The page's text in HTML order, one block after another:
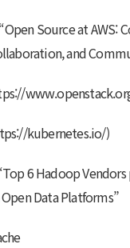
Source at AWS:
and
kubernetes.io/)
6 Hadoop
Data Platforms”